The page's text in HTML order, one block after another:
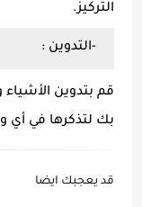
التركيز.
-التدوين :
قم بتدوين
بك لتذكرها في أي
قد يعجبك ايضا